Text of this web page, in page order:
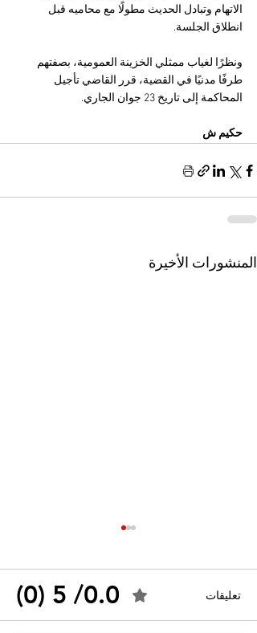
الاتهام وتبادل الحديث مطولًا مع محاميه قبل
انطلاق الجلسة.
ونظرًا لغياب ممثلي الخزينة العمومية، بصفتهم
طرفًا مدنيًا في القضية، قرر القاضي تأجيل
المحاكمة إلى تاريخ 23 جوان الجاري.
حكيم ش
المنشورات الأخيرة
تعليقات 0.0/ 5 (0)